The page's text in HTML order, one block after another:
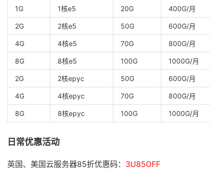
1G 1核e5 20G 400G/月
2G 2核e5 50G 600G/月
4G 4核e5 70G 800G/月
8G 8核e5 100G 1000G/月
2G 2核epyc 50G 600G/月
4G 4核epyc 70G 800G/月
8G 8核epyc 100G 1000G/月
日常优惠活动
英国、美国云服务器85折优惠码： 3U85OFF